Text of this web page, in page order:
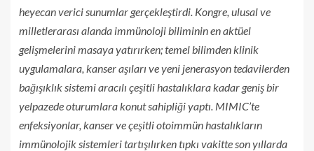
heyecan verici sunumlar gerçekleştirdi. Kongre, ulusal ve
milletlerarası alanda immünoloji biliminin en aktüel
gelişmelerini masaya yatırırken; temel bilimden klinik
uygulamalara, kanser aşıları ve yeni jenerasyon tedavilerden
bağışıklık sistemi aracılı çeşitli hastalıklara kadar geniş bir
yelpazede oturumlara konut sahipliği yaptı. MIMIC’te
enfeksiyonlar, kanser ve çeşitli otoimmün hastalıkların
immünolojik sistemleri tartışılırken tıpkı vakitte son yıllarda